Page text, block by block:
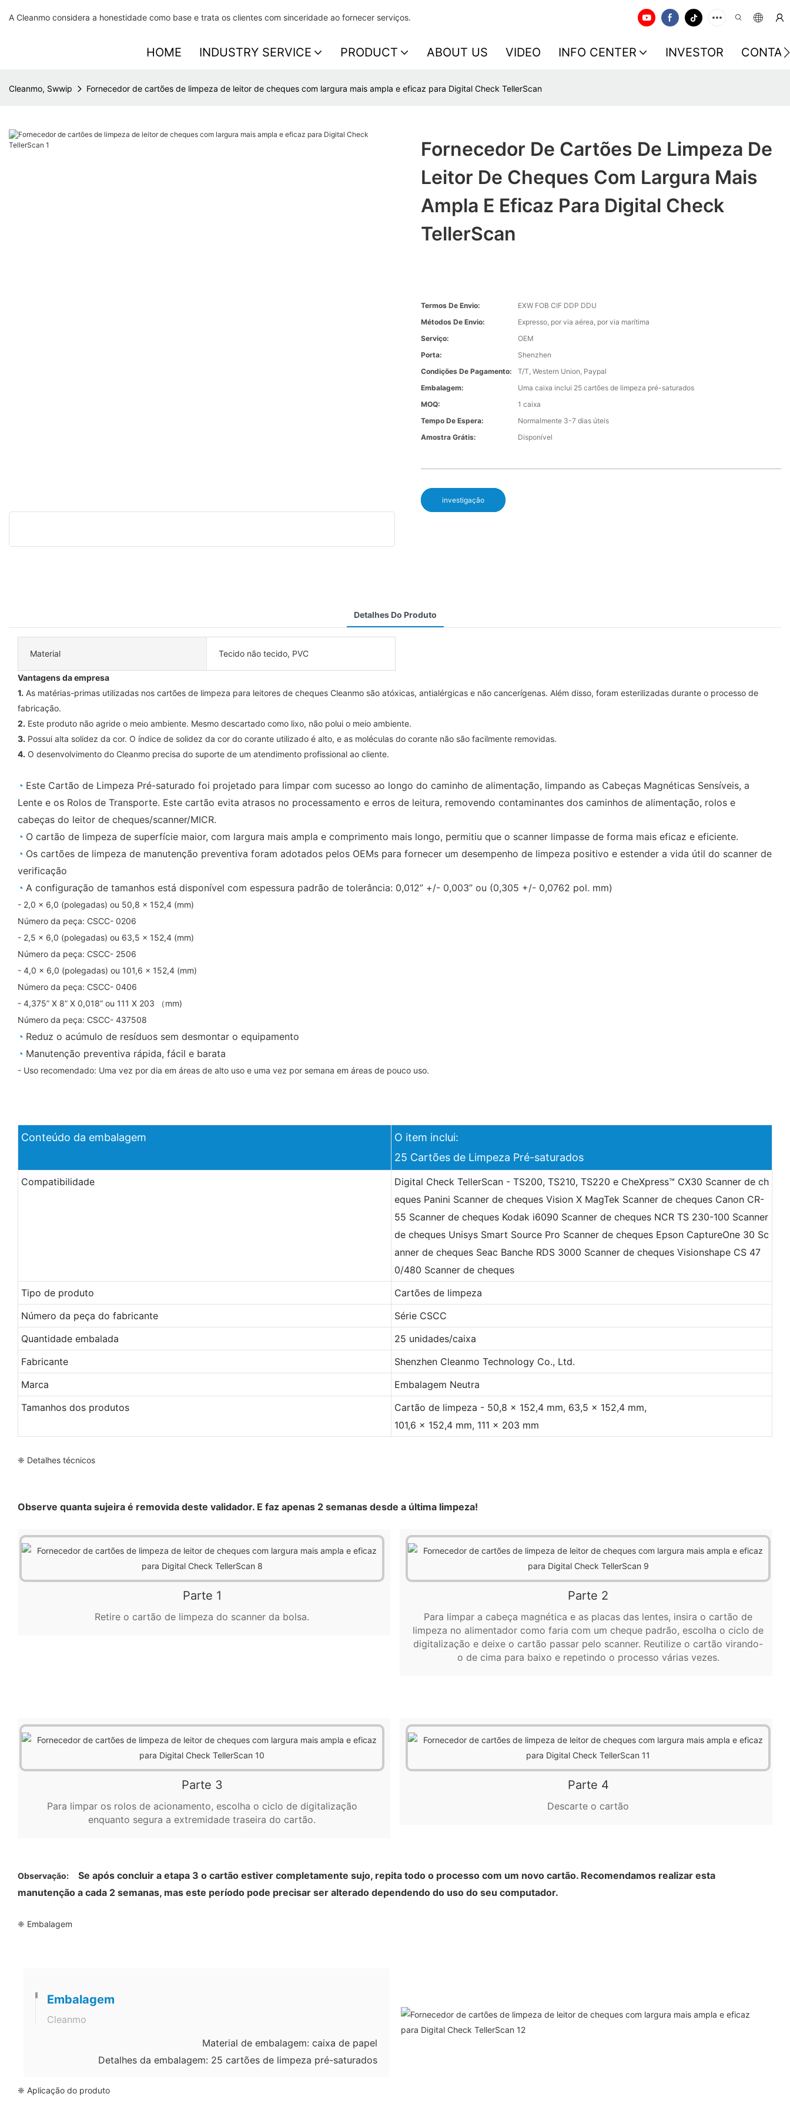
A Cleanmo considera a honestidade como base e trata os clientes com sinceridade ao fornecer serviços.
HOME INDUSTRY SERVICE PRODUCT ABOUT US VIDEO INFO CENTER INVESTOR
Cleanmo, Swwip Fornecedor de cartões de limpeza de leitor de cheques com largura mais ampla e eficaz para Digital Check TellerScan
Fornecedor De Cartões De Limpeza De
Leitor De Cheques Com Largura Mais
Ampla E Eficaz Para Digital Check
TellerScan
Termos De Envio:
EXW FOB CIF DDP DDU
Métodos De Envio:
Expresso, por via aérea, por via marítima
Serviço:
OEM
Porta:
Shenzhen
Condições De Pagamento:
T/T, Western Union, Paypal
Embalagem:
Uma caixa inclui 25 cartões de limpeza pré-saturados
MOQ:
1 caixa
Tempo De Espera:
Normalmente 3-7 dias úteis
Amostra Grátis:
Disponível
investigação
Detalhes Do Produto
Material Tecido não tecido, PVC
Vantagens da empresa
1. As matérias-primas utilizadas nos cartões de limpeza para leitores de cheques Cleanmo são atóxicas, antialérgicas e não cancerígenas. Além disso, foram esterilizadas durante o processo de
fabricação.
2. Este produto não agride o meio ambiente. Mesmo descartado como lixo, não polui o meio ambiente.
3. Possui alta solidez da cor. O índice de solidez da cor do corante utilizado é alto, e as moléculas do corante não são facilmente removidas.
4. O desenvolvimento do Cleanmo precisa do suporte de um atendimento profissional ao cliente.
◔ Este Cartão de Limpeza Pré-saturado foi projetado para limpar com sucesso ao longo do caminho de alimentação, limpando as Cabeças Magnéticas Sensíveis, a
Lente e os Rolos de Transporte. Este cartão evita atrasos no processamento e erros de leitura, removendo contaminantes dos caminhos de alimentação, rolos e
cabeças do leitor de cheques/scanner/MICR.
◔ O cartão de limpeza de superfície maior, com largura mais ampla e comprimento mais longo, permitiu que o scanner limpasse de forma mais eficaz e eficiente.
◔ Os cartões de limpeza de manutenção preventiva foram adotados pelos OEMs para fornecer um desempenho de limpeza positivo e estender a vida útil do scanner de
verificação
◔ A configuração de tamanhos está disponível com espessura padrão de tolerância: 0,012” +/- 0,003” ou (0,305 +/- 0,0762 pol. mm)
- 2,0 x 6,0 (polegadas) ou 50,8 x 152,4 (mm)
Número da peça: CSCC- 0206
- 2,5 x 6,0 (polegadas) ou 63,5 x 152,4 (mm)
Número da peça: CSCC- 2506
- 4,0 x 6,0 (polegadas) ou 101,6 x 152,4 (mm)
Número da peça: CSCC- 0406
- 4,375” X 8” X 0,018” ou 111 X 203 （mm)
Número da peça: CSCC- 437508
◔ Reduz o acúmulo de resíduos sem desmontar o equipamento
◔ Manutenção preventiva rápida, fácil e barata
- Uso recomendado: Uma vez por dia em áreas de alto uso e uma vez por semana em áreas de pouco uso.
Conteúdo da embalagem
O item inclui:
25 Cartões de Limpeza Pré-saturados
Compatibilidade
Digital Check TellerScan - TS200, TS210, TS220 e CheXpress™ CX30 Scanner de ch
eques Panini Scanner de cheques Vision X MagTek Scanner de cheques Canon CR-
55 Scanner de cheques Kodak i6090 Scanner de cheques NCR TS 230-100 Scanner
de cheques Unisys Smart Source Pro Scanner de cheques Epson CaptureOne 30 Sc
anner de cheques Seac Banche RDS 3000 Scanner de cheques Visionshape CS 47
0/480 Scanner de cheques
Tipo de produto
Cartões de limpeza
Número da peça do fabricante
Série CSCC
Quantidade embalada
25 unidades/caixa
Fabricante
Shenzhen Cleanmo Technology Co., Ltd.
Marca
Embalagem Neutra
Tamanhos dos produtos
Cartão de limpeza - 50,8 x 152,4 mm, 63,5 x 152,4 mm,
101,6 x 152,4 mm, 111 x 203 mm
❈ Detalhes técnicos
Observe quanta sujeira é removida deste validador. E faz apenas 2 semanas desde a última limpeza!
Parte 1
Retire o cartão de limpeza do scanner da bolsa.
Parte 2
Para limpar a cabeça magnética e as placas das lentes, insira o cartão de
limpeza no alimentador como faria com um cheque padrão, escolha o ciclo de
digitalização e deixe o cartão passar pelo scanner. Reutilize o cartão virando-
o de cima para baixo e repetindo o processo várias vezes.
Parte 3
Para limpar os rolos de acionamento, escolha o ciclo de digitalização
enquanto segura a extremidade traseira do cartão.
Parte 4
Descarte o cartão
Observação:
Se após concluir a etapa 3 o cartão estiver completamente sujo, repita todo o processo com um novo cartão. Recomendamos realizar esta
manutenção a cada 2 semanas, mas este período pode precisar ser alterado dependendo do uso do seu computador.
❈ Embalagem
Embalagem
Cleanmo
Material de embalagem: caixa de papel
Detalhes da embalagem: 25 cartões de limpeza pré-saturados
❈ Aplicação do produto